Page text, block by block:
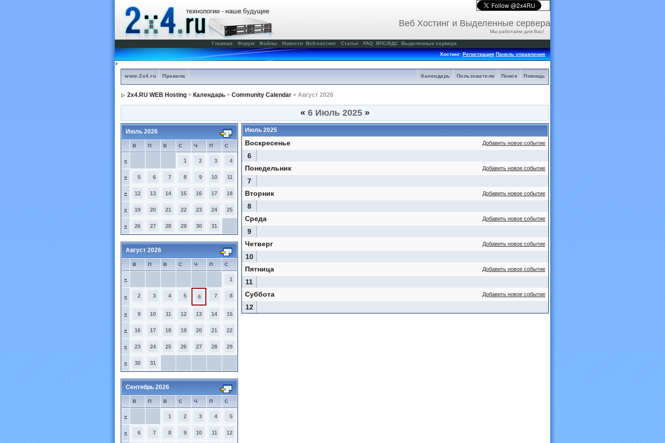
Веб Хостинг и Выделенные сервера
Мы работаем для Вас!
Главная Форум Файлы Новости Веб-хостинг Статьи FAQ ВПС/ВДС Выделенные сервера
Хостинг:Регистрация Панель управления
www.2x4.ru Правила Помощь
Поиск
Пользователи
Календарь
2x4.RU WEB Hosting > Календарь > Community Calendar > Август 2026
« 6 Июль 2025 »
Июль 2026
В П В С Ч П С
» 1 2 3 4
» 5 6 7 8 9 10 11
» 12 13 14 15 16 17 18
» 19 20 21 22 23 24 25
» 26 27 28 29 30 31
Август 2026
В П В С Ч П С
» 1
» 2 3 4 5 6 7 8
» 9 10 11 12 13 14 15
» 16 17 18 19 20 21 22
» 23 24 25 26 27 28 29
» 30 31
Сентябрь 2026
В П В С Ч П С
» 1 2 3 4 5
» 6 7 8 9 10 11 12
Июль 2025
Добавить новое событие
Воскресенье
6
Добавить новое событие
Понедельник
7
Добавить новое событие
Вторник
8
Добавить новое событие
Среда
9
Добавить новое событие
Четверг
10
Добавить новое событие
Пятница
11
Добавить новое событие
Суббота
12